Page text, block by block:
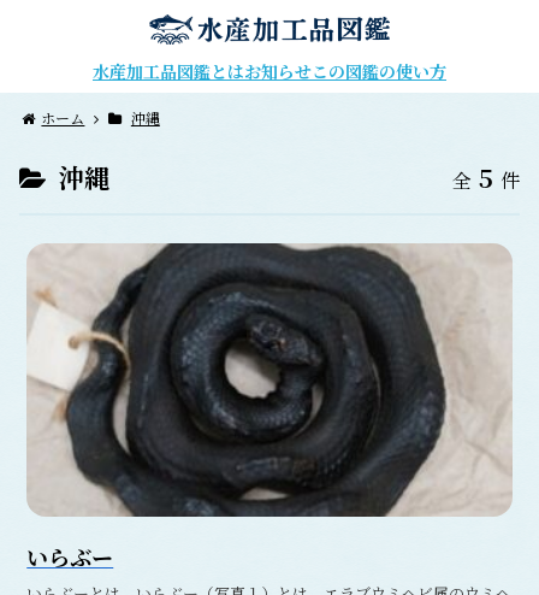
水産加工品図鑑とはお知らせこの図鑑の使い方
ホーム 沖縄
沖縄 全 5 件
いらぶー